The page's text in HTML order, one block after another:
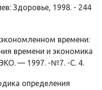
Здоровье, 1998. - 244
времени:
времени и экономика
— 1997. -№7. -С. 4.
определения